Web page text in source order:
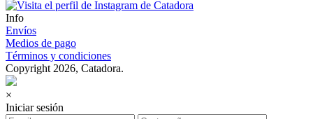
Info
Envíos
Medios de pago
Términos y condiciones
Copyright 2026, Catadora.
×
Iniciar sesión